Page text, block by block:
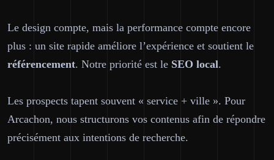
Le design compte, mais la performance compte encore
plus : un site rapide améliore l’expérience et soutient le
référencement. Notre priorité est le SEO local.
Les prospects tapent souvent « service + ville ». Pour
Arcachon, nous structurons vos contenus afin de répondre
précisément aux intentions de recherche.